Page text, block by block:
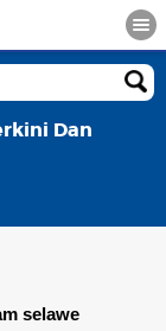
Dan
selawe